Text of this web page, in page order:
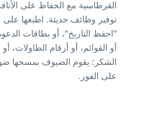
القرطاسية مع الحفاظ على
توفير وظائف حديثة. اطبعها
"احفظ التاريخ"، أو بطاقات
أو القوائم، أو أرقام الطاولات،
الشكر: يقوم الضيوف بمسحها
على الفور.